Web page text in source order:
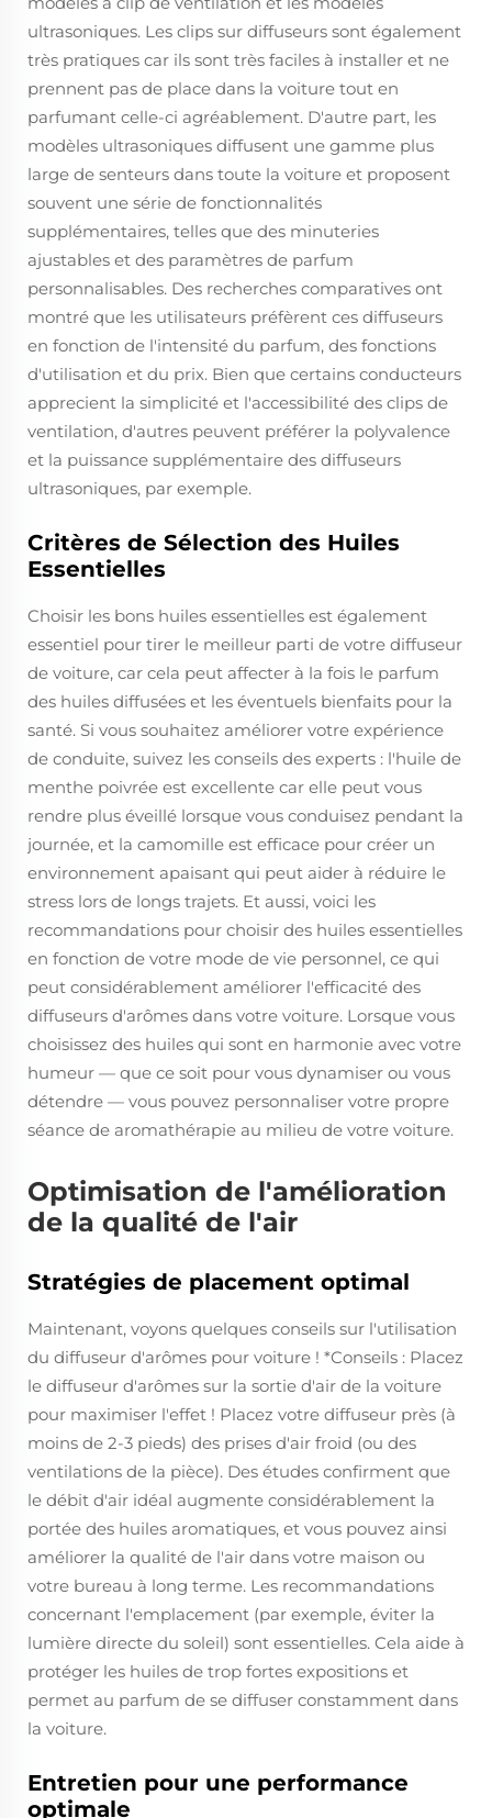
ultrasoniques. Les clips sur diffuseurs sont également
très pratiques car ils sont très faciles à installer et ne
prennent pas de place dans la voiture tout en
parfumant celle-ci agréablement. D'autre part, les
modèles ultrasoniques diffusent une gamme plus
large de senteurs dans toute la voiture et proposent
souvent une série de fonctionnalités
supplémentaires, telles que des minuteries
ajustables et des paramètres de parfum
personnalisables. Des recherches comparatives ont
montré que les utilisateurs préfèrent ces diffuseurs
en fonction de l'intensité du parfum, des fonctions
d'utilisation et du prix. Bien que certains conducteurs
apprecient la simplicité et l'accessibilité des clips de
ventilation, d'autres peuvent préférer la polyvalence
et la puissance supplémentaire des diffuseurs
ultrasoniques, par exemple.
Critères de Sélection des Huiles
Essentielles
Choisir les bons huiles essentielles est également
essentiel pour tirer le meilleur parti de votre diffuseur
de voiture, car cela peut affecter à la fois le parfum
des huiles diffusées et les éventuels bienfaits pour la
santé. Si vous souhaitez améliorer votre expérience
de conduite, suivez les conseils des experts : l'huile de
menthe poivrée est excellente car elle peut vous
rendre plus éveillé lorsque vous conduisez pendant la
journée, et la camomille est efficace pour créer un
environnement apaisant qui peut aider à réduire le
stress lors de longs trajets. Et aussi, voici les
recommandations pour choisir des huiles essentielles
en fonction de votre mode de vie personnel, ce qui
peut considérablement améliorer l'efficacité des
diffuseurs d'arômes dans votre voiture. Lorsque vous
choisissez des huiles qui sont en harmonie avec votre
humeur — que ce soit pour vous dynamiser ou vous
détendre — vous pouvez personnaliser votre propre
séance de aromathérapie au milieu de votre voiture.
Optimisation de l'amélioration
de la qualité de l'air
Stratégies de placement optimal
Maintenant, voyons quelques conseils sur l'utilisation
du diffuseur d'arômes pour voiture ! *Conseils : Placez
le diffuseur d'arômes sur la sortie d'air de la voiture
pour maximiser l'effet ! Placez votre diffuseur près (à
moins de 2-3 pieds) des prises d'air froid (ou des
ventilations de la pièce). Des études confirment que
le débit d'air idéal augmente considérablement la
portée des huiles aromatiques, et vous pouvez ainsi
améliorer la qualité de l'air dans votre maison ou
votre bureau à long terme. Les recommandations
concernant l'emplacement (par exemple, éviter la
lumière directe du soleil) sont essentielles. Cela aide à
protéger les huiles de trop fortes expositions et
permet au parfum de se diffuser constamment dans
la voiture.
Entretien pour une performance
optimale